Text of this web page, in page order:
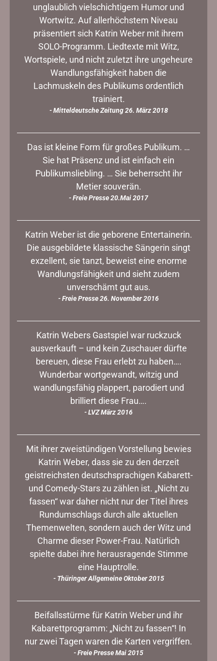
unglaublich vielschichtigem Humor und
Wortwitz. Auf allerhöchstem Niveau
präsentiert sich Katrin Weber mit ihrem
SOLO-Programm. Liedtexte mit Witz,
Wortspiele, und nicht zuletzt ihre ungeheure
Wandlungsfähigkeit haben die
Lachmuskeln des Publikums ordentlich
trainiert.
- Mitteldeutsche Zeitung 26. März 2018
Das ist kleine Form für großes Publikum. …
Sie hat Präsenz und ist einfach ein
Publikumsliebling. … Sie beherrscht ihr
Metier souverän.
- Freie Presse 20.Mai 2017
Katrin Weber ist die geborene Entertainerin.
Die ausgebildete klassische Sängerin singt
exzellent, sie tanzt, beweist eine enorme
Wandlungsfähigkeit und sieht zudem
unverschämt gut aus.
- Freie Presse 26. November 2016
Katrin Webers Gastspiel war ruckzuck
ausverkauft – und kein Zuschauer dürfte
bereuen, diese Frau erlebt zu haben….
Wunderbar wortgewandt, witzig und
wandlungsfähig plappert, parodiert und
brilliert diese Frau….
- LVZ März 2016
Mit ihrer zweistündigen Vorstellung bewies
Katrin Weber, dass sie zu den derzeit
geistreichsten deutschsprachigen Kabarett-
und Comedy-Stars zu zählen ist. „Nicht zu
fassen“ war daher nicht nur der Titel ihres
Rundumschlags durch alle aktuellen
Themenwelten, sondern auch der Witz und
Charme dieser Power-Frau. Natürlich
spielte dabei ihre herausragende Stimme
eine Hauptrolle.
- Thüringer Allgemeine Oktober 2015
Beifallsstürme für Katrin Weber und ihr
Kabarettprogramm: „Nicht zu fassen“! In
nur zwei Tagen waren die Karten vergriffen.
- Freie Presse Mai 2015